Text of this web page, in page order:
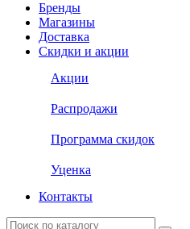
Бренды
Магазины
Доставка
Скидки и акции
Акции
Распродажи
Программа скидок
Уценка
Контакты